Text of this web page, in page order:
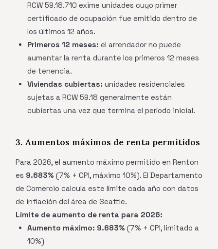
RCW 59.18.710 exime unidades cuyo primer
certificado de ocupación fue emitido dentro de
los últimos 12 años.
Primeros 12 meses: el arrendador no puede
aumentar la renta durante los primeros 12 meses
de tenencia.
Viviendas cubiertas: unidades residenciales
sujetas a RCW 59.18 generalmente están
cubiertas una vez que termina el período inicial.
3. Aumentos máximos de renta permitidos
Para 2026, el aumento máximo permitido en Renton
es 9.683% (7% + CPI, máximo 10%). El Departamento
de Comercio calcula este límite cada año con datos
de inflación del área de Seattle.
Límite de aumento de renta para 2026:
Aumento máximo: 9.683% (7% + CPI, limitado a
10%)